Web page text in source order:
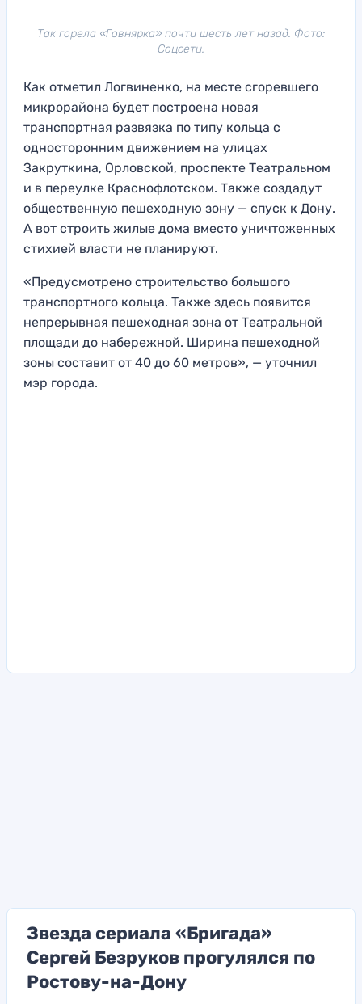
Так горела «Говнярка» почти шесть лет назад. Фото:
Соцсети.
Как отметил Логвиненко, на месте сгоревшего
микрорайона будет построена новая
транспортная развязка по типу кольца с
односторонним движением на улицах
Закруткина, Орловской, проспекте Театральном
и в переулке Краснофлотском. Также создадут
общественную пешеходную зону — спуск к Дону.
А вот строить жилые дома вместо уничтоженных
стихией власти не планируют.
«Предусмотрено строительство большого
транспортного кольца. Также здесь появится
непрерывная пешеходная зона от Театральной
площади до набережной. Ширина пешеходной
зоны составит от 40 до 60 метров», — уточнил
мэр города.
Звезда сериала «Бригада»
Сергей Безруков прогулялся по
Ростову-на-Дону